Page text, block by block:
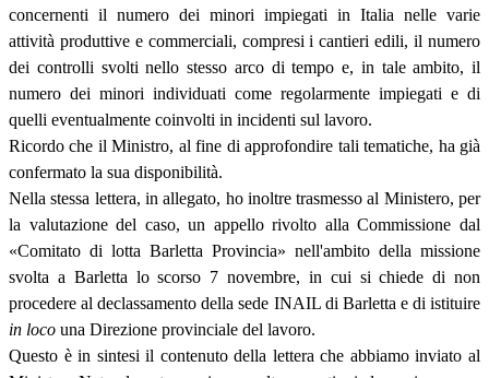
concernenti il numero dei minori impiegati in Italia nelle varie
attività produttive e commerciali, compresi i cantieri edili, il numero
dei controlli svolti nello stesso arco di tempo e, in tale ambito, il
numero dei minori individuati come regolarmente impiegati e di
quelli eventualmente coinvolti in incidenti sul lavoro.
Ricordo che il Ministro, al fine di approfondire tali tematiche, ha già
confermato la sua disponibilità.
Nella stessa lettera, in allegato, ho inoltre trasmesso al Ministero, per
la valutazione del caso, un appello rivolto alla Commissione dal
«Comitato di lotta Barletta Provincia» nell'ambito della missione
svolta a Barletta lo scorso 7 novembre, in cui si chiede di non
procedere al declassamento della sede INAIL di Barletta e di istituire
in loco una Direzione provinciale del lavoro.
Questo è in sintesi il contenuto della lettera che abbiamo inviato al